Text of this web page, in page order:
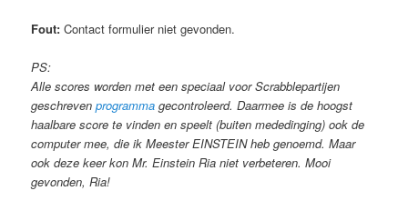
Fout: Contact formulier niet gevonden.
PS:
Alle scores worden met een speciaal voor Scrabblepartijen
geschrevenprogramma gecontroleerd. Daarmee is de hoogst
haalbare score te vinden en speelt (buiten mededinging) ook de
computer mee, die ik Meester EINSTEIN heb genoemd. Maar
ook deze keer kon Mr. Einstein Ria niet verbeteren. Mooi
gevonden, Ria!